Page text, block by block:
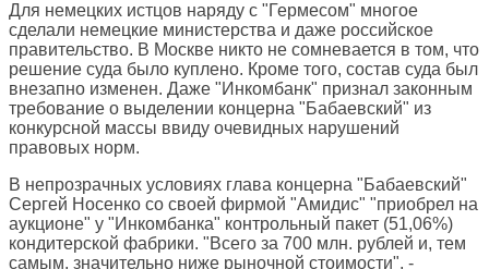
Для немецких истцов наряду с "Гермесом" многое
сделали немецкие министерства и даже российское
правительство. В Москве никто не сомневается в том, что
решение суда было куплено. Кроме того, состав суда был
внезапно изменен. Даже "Инкомбанк" признал законным
требование о выделении концерна "Бабаевский" из
конкурсной массы ввиду очевидных нарушений
правовых норм.
В непрозрачных условиях глава концерна "Бабаевский"
Сергей Носенко со своей фирмой "Амидис" "приобрел на
аукционе" у "Инкомбанка" контрольный пакет (51,06%)
кондитерской фабрики. "Всего за 700 млн. рублей и, тем
самым, значительно ниже рыночной стоимости", -